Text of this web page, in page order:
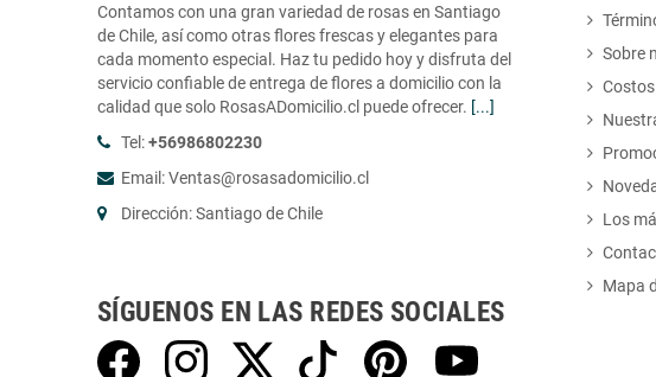
Contamos con una gran variedad de rosas en Santiago
de Chile, así como otras flores frescas y elegantes para
cada momento especial. Haz tu pedido hoy y disfruta del
servicio confiable de entrega de flores a domicilio con la
calidad que solo RosasADomicilio.cl puede ofrecer. [...]
Tel:+56986802230
Email: Ventas@rosasadomicilio.cl
Dirección: Santiago de Chile
SÍGUENOS EN LAS REDES SOCIALES
Sobre
Los
Mapa